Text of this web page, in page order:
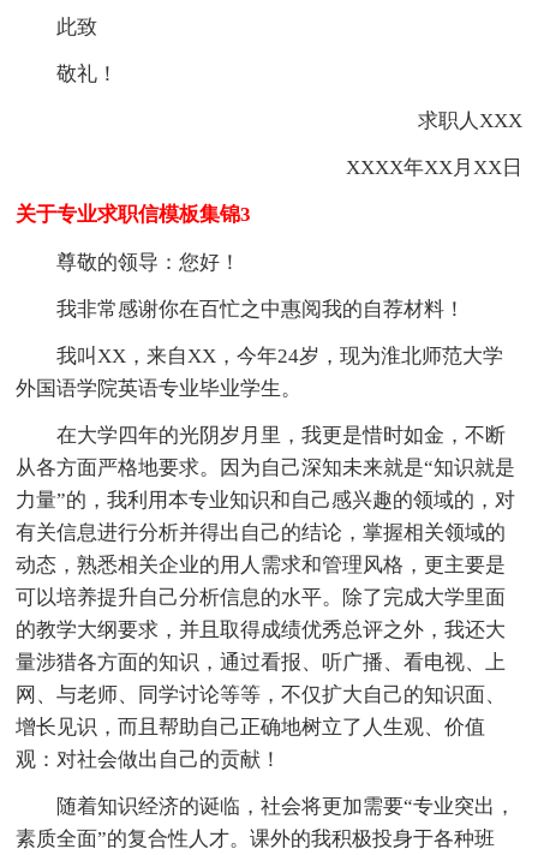
此致
敬礼！
求职人XXX
XXXX年XX月XX日
关于专业求职信模板集锦3
尊敬的领导：您好！
我非常感谢你在百忙之中惠阅我的自荐材料！
我叫XX，来自XX，今年24岁，现为淮北师范大学
外国语学院英语专业毕业学生。
在大学四年的光阴岁月里，我更是惜时如金，不断
从各方面严格地要求。因为自己深知未来就是“知识就是
力量”的，我利用本专业知识和自己感兴趣的领域的，对
有关信息进行分析并得出自己的结论，掌握相关领域的
动态，熟悉相关企业的用人需求和管理风格，更主要是
可以培养提升自己分析信息的水平。除了完成大学里面
的教学大纲要求，并且取得成绩优秀总评之外，我还大
量涉猎各方面的知识，通过看报、听广播、看电视、上
网、与老师、同学讨论等等，不仅扩大自己的知识面、
增长见识，而且帮助自己正确地树立了人生观、价值
观：对社会做出自己的贡献！
随着知识经济的诞临，社会将更加需要“专业突出，
素质全面”的复合性人才。课外的我积极投身于各种班